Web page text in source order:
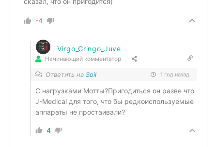
-4
Virgo_Gringo_Juve
Начинающий комментатор
Ответить на Soil 1 год назад
С нагрузками Мотты?Пригодиться он разве что
J-Medical для того, что бы редкоиспользуемые
аппараты не простаивали?
4